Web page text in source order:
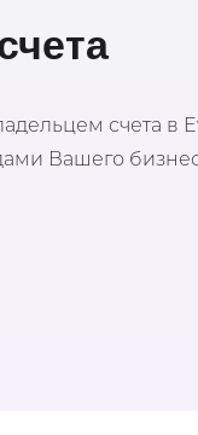
счета в
Вашего